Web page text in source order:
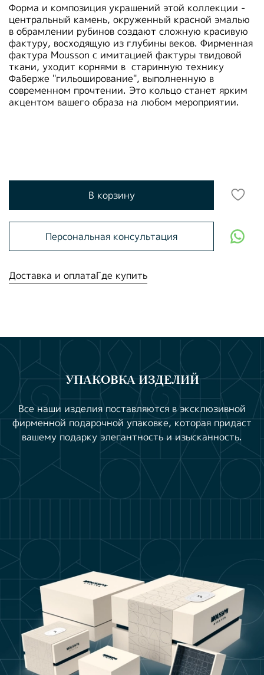
Форма и композиция украшений этой коллекции -
центральный камень, окруженный красной эмалью
в обрамлении рубинов создают сложную красивую
фактуру, восходящую из глубины веков. Фирменная
фактура Мousson с имитацией фактуры твидовой
ткани, уходит корнями в старинную технику
Фаберже "гильоширование", выполненную в
современном прочтении. Это кольцо станет ярким
акцентом вашего образа на любом мероприятии.
В корзину
Персональная консультация
Доставка и оплатаГде купить
УПАКОВКА ИЗДЕЛИЙ
Все наши изделия поставляются в эксклюзивной
фирменной подарочной упаковке, которая придаст
вашему подарку элегантность и изысканность.